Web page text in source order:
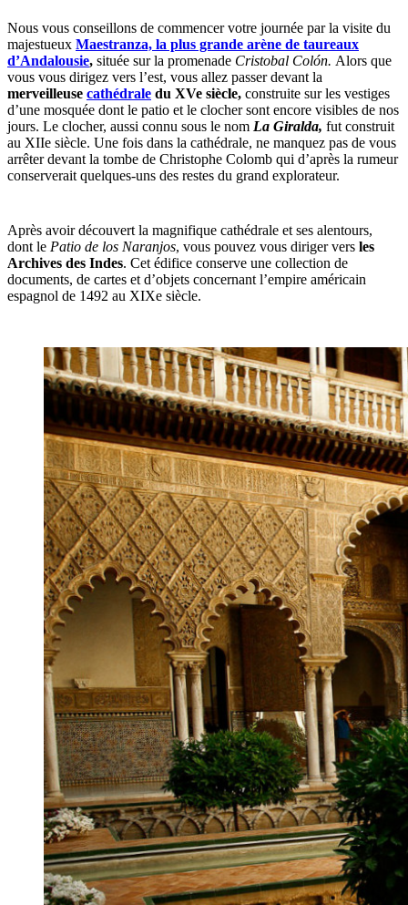
Nous vous conseillons de commencer votre journée par la visite du
majestueux Maestranza, la plus grande arène de taureaux
d’Andalousie, située sur la promenade Cristobal Colón. Alors que
vous vous dirigez vers l’est, vous allez passer devant la
merveilleuse cathédrale du XVe siècle, construite sur les vestiges
d’une mosquée dont le patio et le clocher sont encore visibles de nos
jours. Le clocher, aussi connu sous le nom La Giralda, fut construit
au XIIe siècle. Une fois dans la cathédrale, ne manquez pas de vous
arrêter devant la tombe de Christophe Colomb qui d’après la rumeur
conserverait quelques-uns des restes du grand explorateur.
Après avoir découvert la magnifique cathédrale et ses alentours,
dont le Patio de los Naranjos, vous pouvez vous diriger vers les
Archives des Indes. Cet édifice conserve une collection de
documents, de cartes et d’objets concernant l’empire américain
espagnol de 1492 au XIXe siècle.